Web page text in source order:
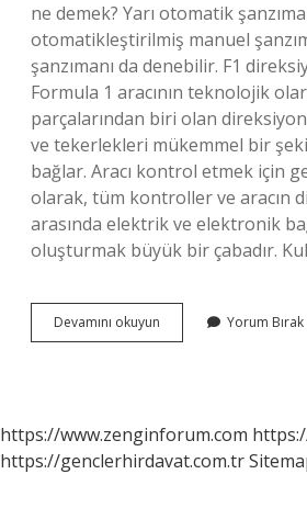
ne demek? Yarı otomatik
otomatikleştirilmiş manuel
şanzımanı da denebilir. F1
Formula 1 aracının teknolojik
parçalarından biri olan
ve tekerlekleri mükemmel bir
bağlar. Aracı kontrol etmek için
olarak, tüm kontroller ve aracın
arasında elektrik ve elektronik
oluşturmak büyük bir çabadır.
Devamını okuyun
Kulakçık
Yorum Bırak
https://www.zenginforum.com
https://genclerhirdavat.com.tr